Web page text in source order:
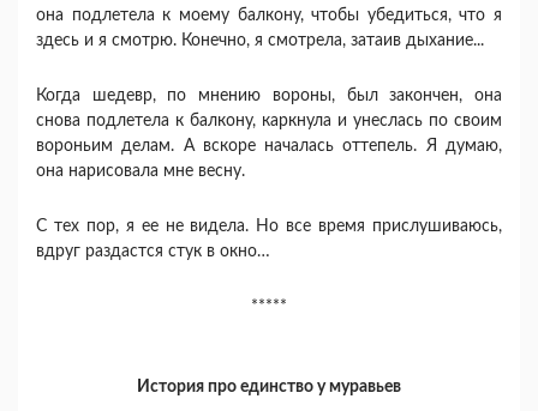
она подлетела к моему балкону, чтобы убедиться, что я
здесь и я смотрю. Конечно, я смотрела, затаив дыхание...
Когда шедевр, по мнению вороны, был закончен, она
снова подлетела к балкону, каркнула и унеслась по своим
вороньим делам. А вскоре началась оттепель. Я думаю,
она нарисовала мне весну.
С тех пор, я ее не видела. Но все время прислушиваюсь,
вдруг раздастся стук в окно…
*****
История про единство у муравьев